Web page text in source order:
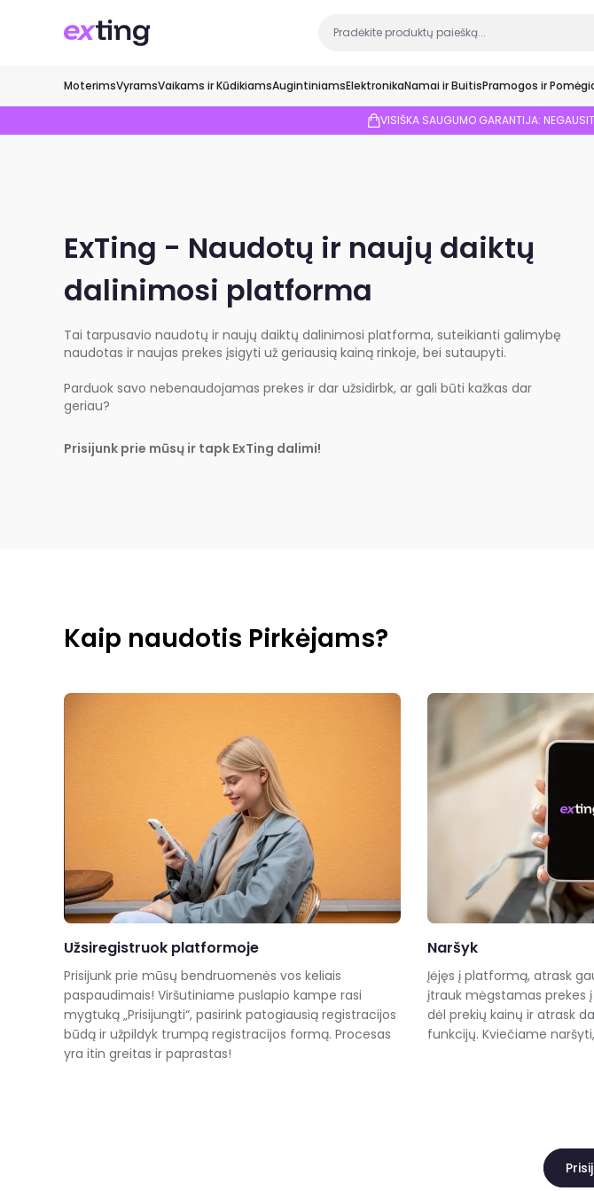
MoterimsVyramsVaikams ir KūdikiamsAugintiniamsElektronikaNamai ir BuitisPramogos ir
VISIŠKA SAUGUMO GARANTIJA:
ExTing - Naudotų ir naujų daiktų
dalinimosi platforma
Tai tarpusavio naudotų ir naujų daiktų dalinimosi platforma, suteikianti galimybę
naudotas ir naujas prekes įsigyti už geriausią kainą rinkoje, bei sutaupyti.
Parduok savo nebenaudojamas prekes ir dar užsidirbk, ar gali būti kažkas dar
geriau?
Prisijunk prie mūsų ir tapk ExTing dalimi!
Kaip naudotis Pirkėjams?
Užsiregistruok platformoje
Prisijunk prie mūsų bendruomenės vos keliais
paspaudimais! Viršutiniame puslapio kampe rasi
mygtuką „Prisijungti“, pasirink patogiausią registracijos
būdą ir užpildyk trumpą registracijos formą. Procesas
yra itin greitas ir paprastas!
Naršyk
Įėjęs į platformą, atrask
įtrauk mėgstamas prekes
dėl prekių kainų ir atrask
funkcijų. Kviečiame